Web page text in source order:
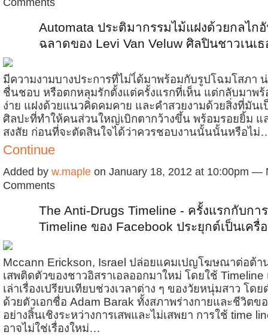
Automata ประติมากรรมไม้แฝงด้วยกลไก
ฉลาดของ Levi Van Veluw ศิลปินชาวเนเ
มีความงามบางประการที่ไม่ไ่ด้มาพร้อมกับรูปโฉมโสภา
ชื่นชอบ หรือตกหลุมรักตั้งแต่ครั้งแรกที่เห็น แต่กลับมาพร้
ง่าย แฝงด้วยแนวคิดคมคาย และคำสวยงามด้วยสิ่งที่มัน
ศิลปะที่ทำให้คนส่วนใหญ่เบิกตากว้างขึ้น พร้อมรอยยิ้ม แ
สงสัย ก่อนที่จะตัดสินใจได้ว่าควรชอบงานนั้นนั้นหรือไม่
Continue
Added by w.maple on January 18, 2012 at 10:00pm —
Comments
The Anti-Drugs Timeline - ครั้งแรกกับกา
Timeline ของ Facebook ประยุกต์เป็นเค
Mccann Erickson, Israel ปล่อยแคมเปญโฆษณาต่อต้า
เสพติดตัวของชาวอิสราเอลออกมาใหม่ โดยใช้ Timeline
เล่าเรื่องเปรียบเทียบช่วงเวลาต่าง ๆ ของวัยหนุ่มสาว โดย
ด้วยตัวเอกชื่อ Adam Barak ทั้งสภาพร่างกายและชีวิตข
อย่างสิ้นเชิงระหว่างการเสพและไม่เสพยา การใช้ time
อาจไม่ใช่เรื่องใหม่…